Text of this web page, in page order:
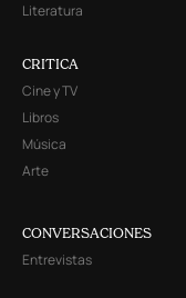
Literatura
CRITICA
Cine y TV
Libros
Música
Arte
CONVERSACIONES
Entrevistas